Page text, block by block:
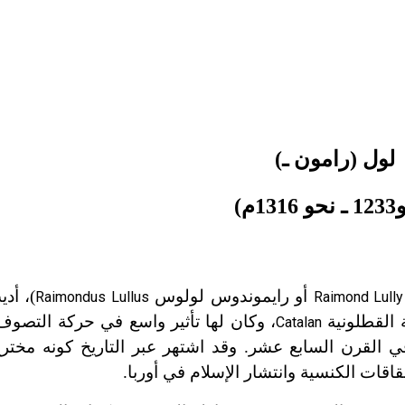
لول (رامون ـ)
Raimond Lully أو رايموندوس لولوس Raimondus Lullus)،
القطلونية Catalan، وكان لها تأثير واسع في حركة التصوف
السابع عشر. وقد اشتهر عبر التاريخ كونه
الكنسية وانتشار الإسلام في أوربا.